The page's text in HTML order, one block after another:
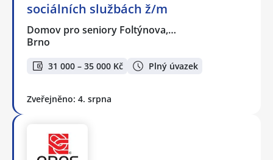
sociálních službách ž/m
Domov pro seniory Foltýnova,…
Brno
31 000 – 35 000 Kč Plný úvazek
Zveřejněno: 4. srpna